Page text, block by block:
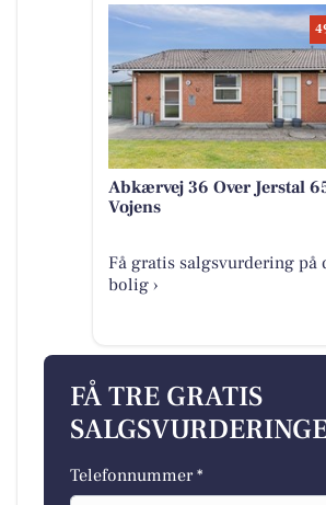
Abkærvej 36 Over Jerstal
Vojens
Få gratis salgsvurdering på
bolig ›
FÅ TRE GRATIS
Telefonnummer *